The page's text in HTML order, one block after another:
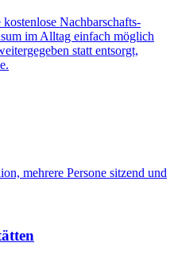
Nachbarschafts-
im Alltag einfach möglich
statt entsorgt,